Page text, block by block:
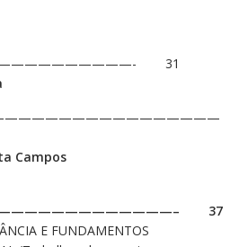
31
Campos
37
E FUNDAMENTOS